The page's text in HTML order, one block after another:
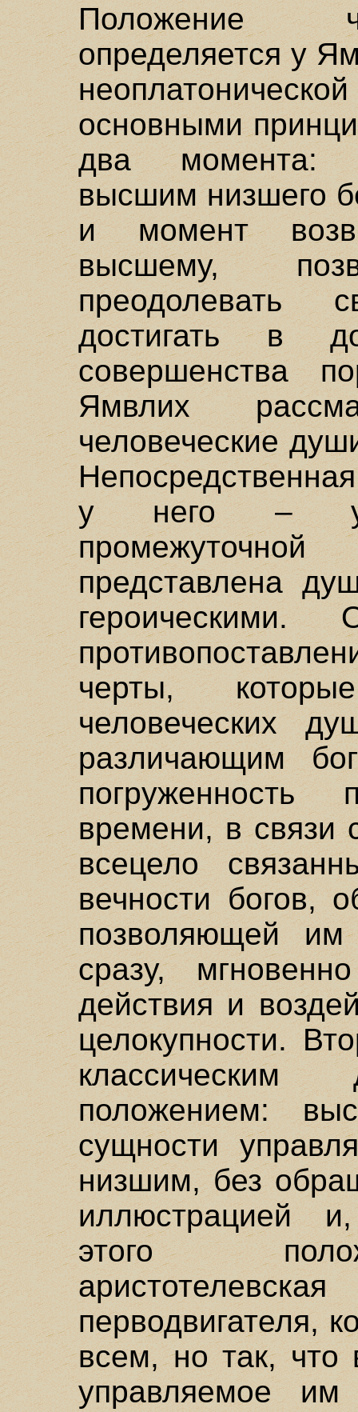
Положение
определяется у
основными
два момента:
высшим низшего
и момент
высшему,
преодолевать
достигать в
совершенства
Ямвлих
человеческие
у него –
представлена
черты,
человеческих
различающим
времени, в связи
всецело
вечности богов,
позволяющей им
сразу,
действия и
целокупности.
классическим
положением:
сущности
низшим, без
иллюстрацией
этого
перводвигателя,
всем, но так, что
управляемое